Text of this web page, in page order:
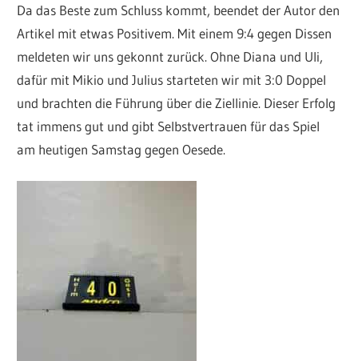
Da das Beste zum Schluss kommt, beendet der Autor den
Artikel mit etwas Positivem. Mit einem 9:4 gegen Dissen
meldeten wir uns gekonnt zurück. Ohne Diana und Uli,
dafür mit Mikio und Julius starteten wir mit 3:0 Doppel
und brachten die Führung über die Ziellinie. Dieser Erfolg
tat immens gut und gibt Selbstvertrauen für das Spiel
am heutigen Samstag gegen Oesede.